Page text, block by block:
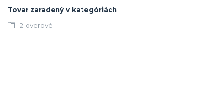
Tovar zaradený v kategóriách
2-dverové